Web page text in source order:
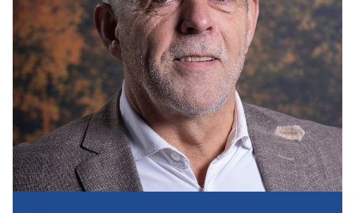
Opleiding
Kennis & Informatie
Vereniging
Contact